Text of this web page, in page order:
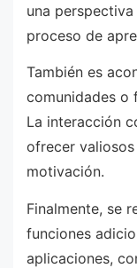
una
proceso de
También es
comunidades o
La interacción
ofrecer
motivación.
Finalmente, se
funciones
aplicaciones,